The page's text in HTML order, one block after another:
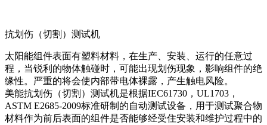
抗划伤（切割）测试机
太阳能组件表面有塑料材料，在生产、安装、运行的任意过
程，当锐利的物体触碰时，可能出现划伤现象，影响组件的绝
缘性。严重的将会使内部带电体裸露，产生触电风险。
美能抗划伤（切割）测试机是根据IEC61730，UL1703，
ASTM E2685-2009标准研制的自动测试设备，用于测试聚合物
材料作为前后表面的组件是否能够经受住安装和维护过程中的